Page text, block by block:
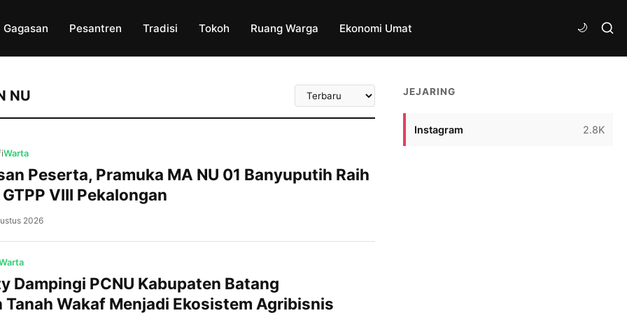
Gagasan Pesantren Tradisi Tokoh Ruang Warga Ekonomi Umat
NU
Urutkan
Artikel
Warta
Peserta, Pramuka MA NU 01 Banyuputih Raih
VIII Pekalongan
ditorehkan Pramuka MA NU 01 Banyuputih Kabupaten
ratusan peserta dari berbagai sekolah dan madrasah,
Dewan Ambalan Hasyim Asy’ari–Rasuna Said
2026
Dampingi PCNU Kabupaten Batang
Tanah Wakaf Menjadi Ekosistem Agribisnis
JEJARING
Instagram 2.8K